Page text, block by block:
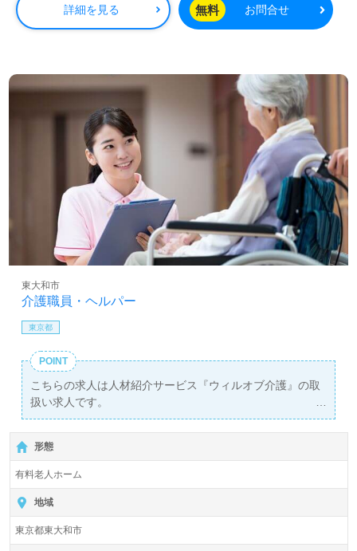
詳細を見る 無料 お問合せ
介護職員・ヘルパー
東大和市
東京都
POINT
こちらの求人は人材紹介サービス『ウィルオブ介護』の取
扱い求人です。
詳細に関してお気軽にご相談ください♪
【無料】で皆さんの転職活動をサポートいたします。
形態
有料老人ホーム
地域
東京都東大和市